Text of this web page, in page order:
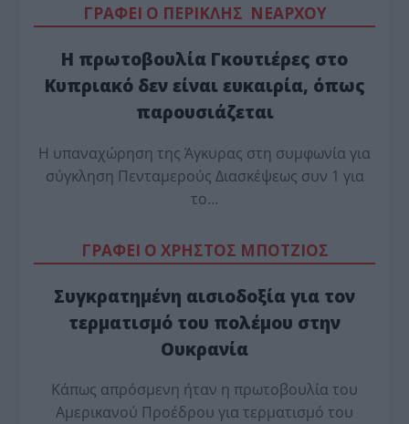
ΓΡΑΦΕΙ Ο ΠΕΡΙΚΛΗΣ ΝΕΑΡΧΟΥ
Η πρωτοβουλία Γκουτιέρες στο
Κυπριακό δεν είναι ευκαιρία, όπως
παρουσιάζεται
Η υπαναχώρηση της Άγκυρας στη συμφωνία για
σύγκληση Πενταμερούς Διασκέψεως συν 1 για
το…
ΓΡΑΦΕΙ Ο ΧΡΗΣΤΟΣ ΜΠΟΤΖΙΟΣ
Συγκρατημένη αισιοδοξία για τον
τερματισμό του πολέμου στην
Ουκρανία
Κάπως απρόσμενη ήταν η πρωτοβουλία του
Αμερικανού Προέδρου για τερματισμό του